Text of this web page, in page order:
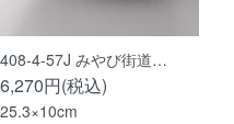
408-4-57J みやび街道…
6,270円(税込)
25.3×10cm